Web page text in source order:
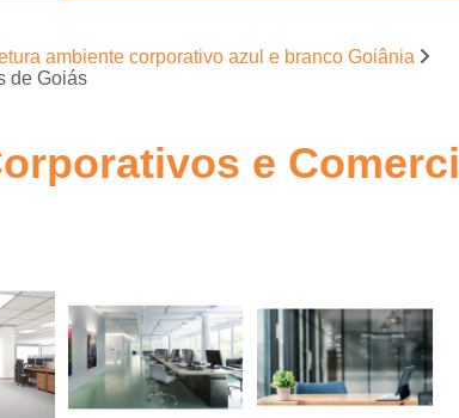
Arquitetura com
Arquitetura
Arquitetura Corporativa
Arquitetura
Arquitetura Corporativa Estilo
Arquitetura Ambientes
ambiente corporativo azul e branco Goiânia
de Goiás
e